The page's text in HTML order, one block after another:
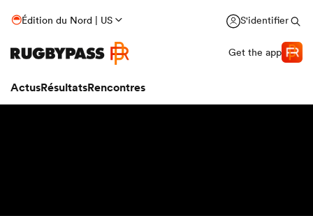
Édition du Nord | US S'identifier
Get the app
ActusRésultatsRencontres